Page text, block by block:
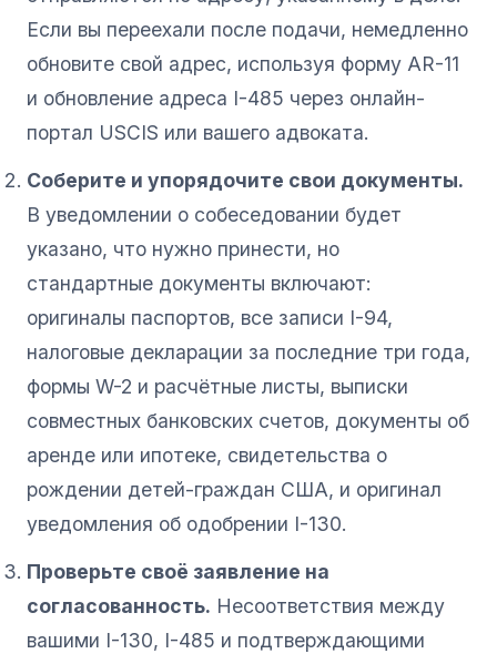
Если вы переехали после подачи, немедленно
обновите свой адрес, используя форму AR-11
и обновление адреса I-485 через онлайн-
портал USCIS или вашего адвоката.
Соберите и упорядочите свои документы.
В уведомлении о собеседовании будет
указано, что нужно принести, но
стандартные документы включают:
оригиналы паспортов, все записи I-94,
налоговые декларации за последние три года,
формы W-2 и расчётные листы, выписки
совместных банковских счетов, документы об
аренде или ипотеке, свидетельства о
рождении детей-граждан США, и оригинал
уведомления об одобрении I-130.
Проверьте своё заявление на
согласованность. Несоответствия между
вашими I-130, I-485 и подтверждающими